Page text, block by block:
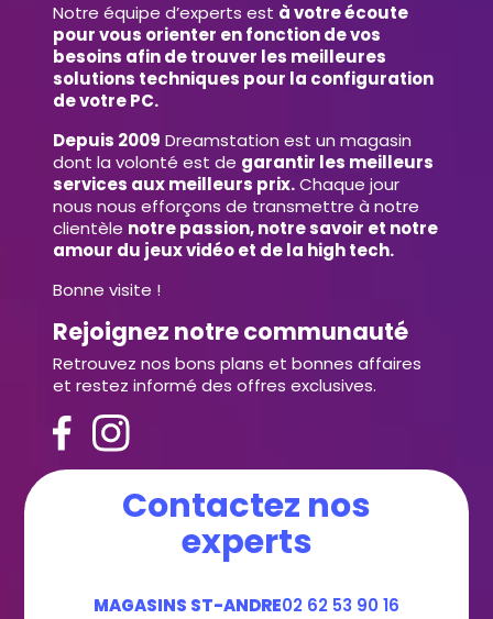
Notre équipe d’experts est à votre écoute
pour vous orienter en fonction de vos
besoins afin de trouver les meilleures
solutions techniques pour la configuration
de votre PC.
Depuis 2009 Dreamstation est un magasin
dont la volonté est de garantir les meilleurs
services aux meilleurs prix.Chaque jour
nous nous efforçons de transmettre à notre
clientèle notre passion, notre savoir et notre
amour du jeux vidéo et de la high tech.
Bonne visite !
Rejoignez notre communauté
Retrouvez nos bons plans et bonnes affaires
et restez informé des offres exclusives.
Contactez nos
experts
MAGASINS ST-ANDRE02 62 53 90 16